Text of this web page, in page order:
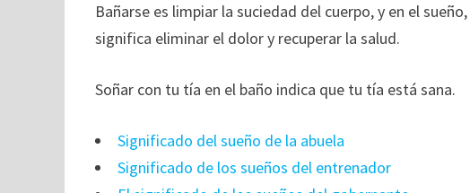
Bañarse es limpiar la suciedad del cuerpo, y en el
significa eliminar el dolor y recuperar la salud.
Soñar con tu tía en el baño indica que tu tía está sana.
Significado del sueño de la abuela
Significado de los sueños del entrenador